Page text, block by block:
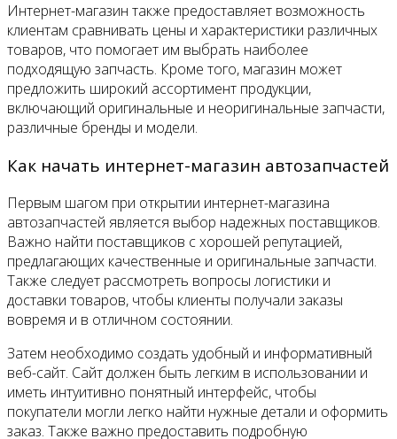
Интернет-магазин также предоставляет возможность
клиентам сравнивать цены и характеристики различных
товаров, что помогает им выбрать наиболее
подходящую запчасть. Кроме того, магазин может
предложить широкий ассортимент продукции,
включающий оригинальные и неоригинальные запчасти,
различные бренды и модели.
Как начать интернет-магазин автозапчастей
Первым шагом при открытии интернет-магазина
автозапчастей является выбор надежных поставщиков.
Важно найти поставщиков с хорошей репутацией,
предлагающих качественные и оригинальные запчасти.
Также следует рассмотреть вопросы логистики и
доставки товаров, чтобы клиенты получали заказы
вовремя и в отличном состоянии.
Затем необходимо создать удобный и информативный
веб-сайт. Сайт должен быть легким в использовании и
иметь интуитивно понятный интерфейс, чтобы
покупатели могли легко найти нужные детали и оформить
заказ. Также важно предоставить подробную